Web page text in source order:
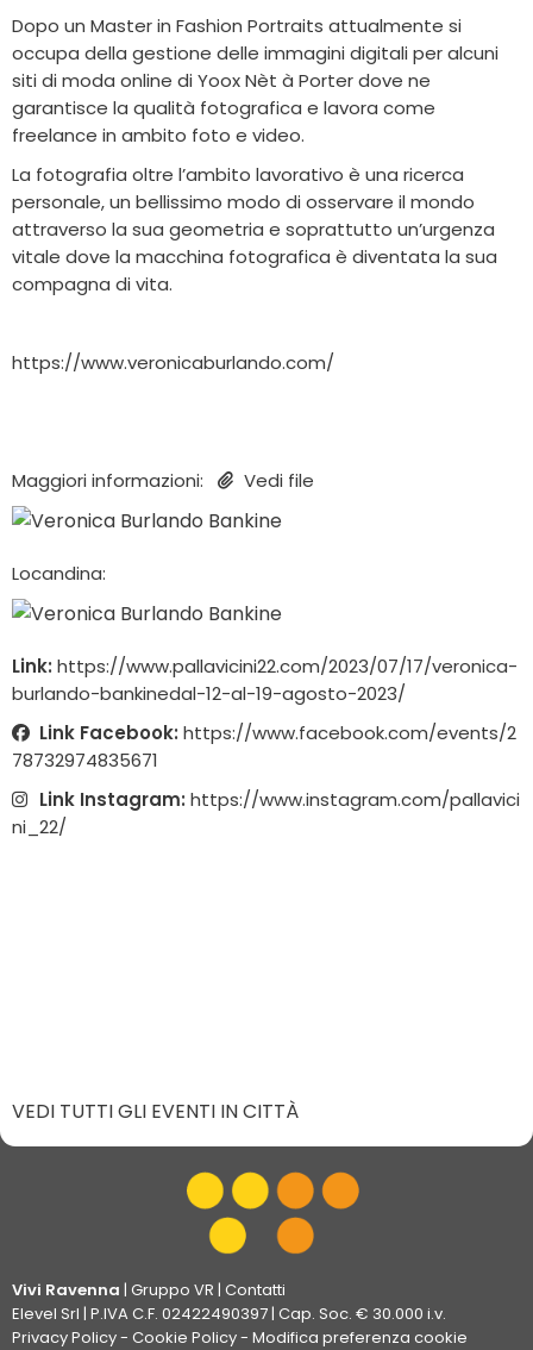
Dopo un Master in Fashion Portraits attualmente si
occupa della gestione delle immagini digitali per alcuni
siti di moda online di Yoox Nèt à Porter dove ne
garantisce la qualità fotografica e lavora come
freelance in ambito foto e video.
La fotografia oltre l’ambito lavorativo è una ricerca
personale, un bellissimo modo di osservare il mondo
attraverso la sua geometria e soprattutto un’urgenza
vitale dove la macchina fotografica è diventata la sua
compagna di vita.
https://www.veronicaburlando.com/
Maggiori informazioni: Vedi file
Locandina:
Link: https://www.pallavicini22.com/2023/07/17/veronica-
burlando-bankinedal-12-al-19-agosto-2023/
Link Facebook: https://www.facebook.com/events/2
78732974835671
Link Instagram: https://www.instagram.com/pallavici
ni_22/
VEDI TUTTI GLI EVENTI IN CITTÀ
Vivi Ravenna | Gruppo VR | Contatti
Elevel Srl | P.IVA C.F. 02422490397 | Cap. Soc. € 30.000 i.v.
Privacy Policy- Cookie Policy- Modifica preferenza cookie